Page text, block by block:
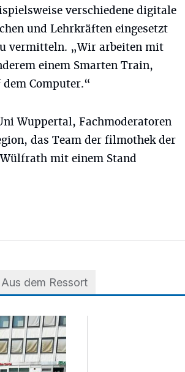
verschiedene digitale
und Lehrkräften eingesetzt
vermitteln. „Wir arbeiten mit
einem Smarten Train,
Computer.“
Wuppertal, Fachmoderatoren
das Team der filmothek der
mit einem Stand
Aus dem Ressort